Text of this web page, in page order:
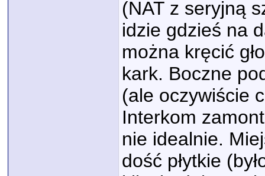
(NAT z seryjną
idzie gdzieś na
można kręcić
kark. Boczne
(ale oczywiście
Interkom
nie idealnie.
dość płytkie